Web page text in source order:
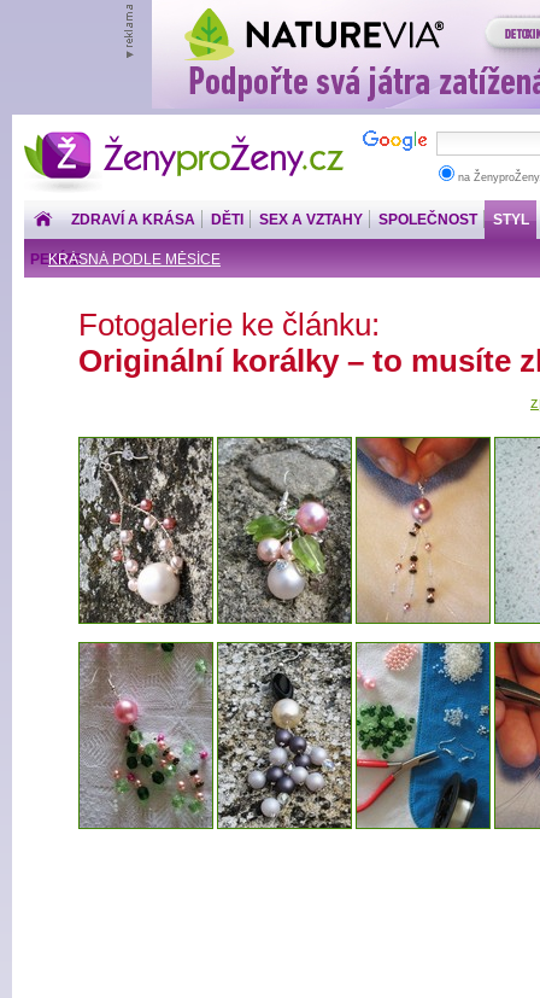
ŽenyproŽeny.cz
na
ZDRAVÍ A KRÁSA DĚTI SEX A VZTAHY SPOLEČNOST STYL
KRÁSNÁ PODLE MĚSÍCE
PENÍZE
Fotogalerie ke článku:
Originální korálky – to musíte